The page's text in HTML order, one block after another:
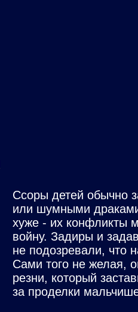
Ссоры детей обычно
или шумными
хуже - их конфликты
войну. Задиры и
не подозревали, что
Сами того не желая,
резни, который
за проделки